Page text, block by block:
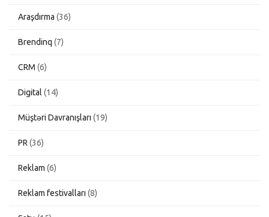
Araşdırma (36)
Brendinq (7)
CRM (6)
Digital (14)
Müştəri Davranışları (19)
PR (36)
Reklam (6)
Reklam festivalları (8)